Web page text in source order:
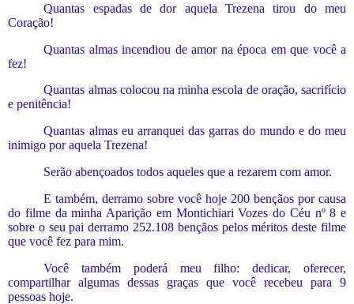
Quantas espadas de dor aquela Trezena tirou do meu
Coração!
Quantas almas incendiou de amor na época em que você a
fez!
Quantas almas colocou na minha escola de oração, sacrifício
e penitência!
Quantas almas eu arranquei das garras do mundo e do meu
inimigo por aquela Trezena!
Serão abençoados todos aqueles que a rezarem com amor.
E também, derramo sobre você hoje 200 bençãos por causa
do filme da minha Aparição em Montichiari Vozes do Céu nº 8 e
sobre o seu paiderramo 252.108 bençãospelos méritos deste filme
que você fez para mim.
Você também poderá meu filho: dedicar, oferecer,
compartilhar algumas dessas graças que você recebeu para 9
pessoas hoje.